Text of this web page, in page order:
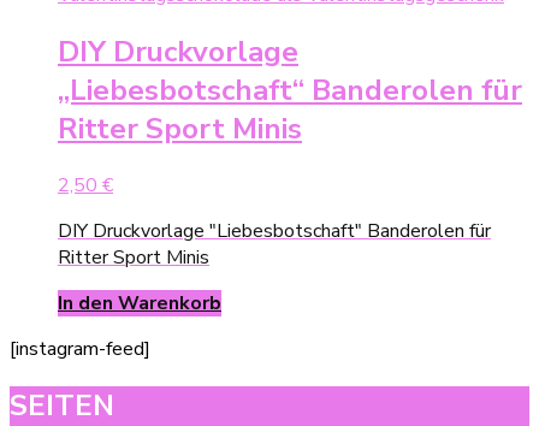
DIY Druckvorlage
„Liebesbotschaft“ Banderolen für
Ritter Sport Minis
2,50 €
DIY Druckvorlage "Liebesbotschaft" Banderolen für
Ritter Sport Minis
In den Warenkorb
[instagram-feed]
SEITEN